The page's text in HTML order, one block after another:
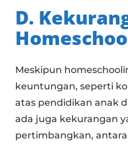
D.
Meskipun
keuntungan, seperti
atas pendidikan anak
ada juga kekurangan
pertimbangkan, antara